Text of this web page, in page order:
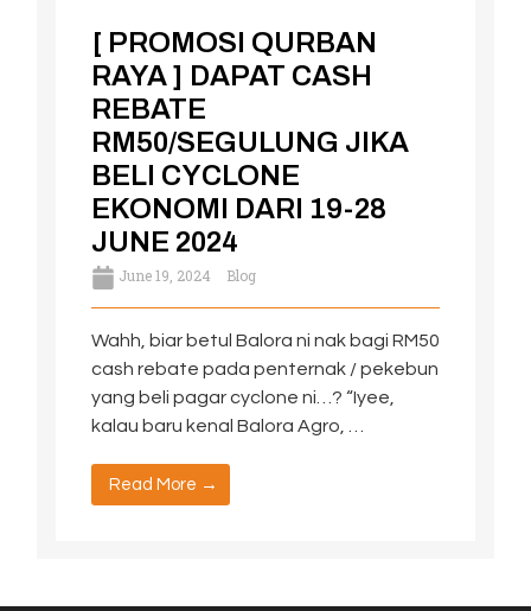
[ PROMOSI QURBAN
RAYA ] DAPAT CASH
REBATE
RM50/SEGULUNG JIKA
BELI CYCLONE
EKONOMI DARI 19-28
JUNE 2024
June 19, 2024 Blog
Wahh, biar betul Balora ni nak bagi RM50
cash rebate pada penternak / pekebun
yang beli pagar cyclone ni…? “Iyee,
kalau baru kenal Balora Agro, …
Read More →